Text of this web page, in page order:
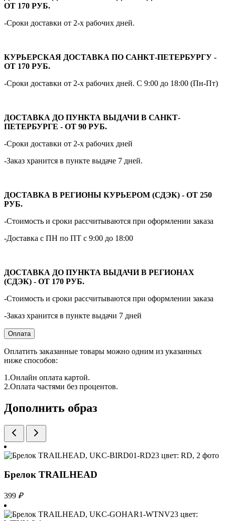
ОТ 170 РУБ.
-Сроки доставки от 2-х рабочих дней.
КУРЬЕРСКАЯ ДОСТАВКА ПО САНКТ-ПЕТЕРБУРГУ -
ОТ 170 РУБ.
-Сроки доставки от 2-х рабочих дней. С 9:00 до 18:00 (Пн-Пт)
ДОСТАВКА ДО ПУНКТА ВЫДАЧИ В САНКТ-
ПЕТЕРБУРГЕ - ОТ 90 РУБ.
-Сроки доставки от 2-х рабочих дней
-Заказ хранится в пункте выдаче 7 дней.
ДОСТАВКА В РЕГИОНЫ КУРЬЕРОМ (СДЭК) - ОТ 250
РУБ.
-Стоимость и сроки рассчитываются при оформлении заказа
-Доставка с ПН по ПТ с 9:00 до 18:00
ДОСТАВКА ДО ПУНКТА ВЫДАЧИ В РЕГИОНАХ
(СДЭК) - ОТ 170 РУБ.
-Стоимость и сроки рассчитываются при оформлении заказа
-Заказ хранится в пункте выдачи 7 дней
Оплата
Оплатить заказанные товары можно одним из указанных
ниже способов:
1.Онлайн оплата картой.
2.Оплата частями без процентов.
Дополнить образ
Брелок TRAILHEAD
399 ₽